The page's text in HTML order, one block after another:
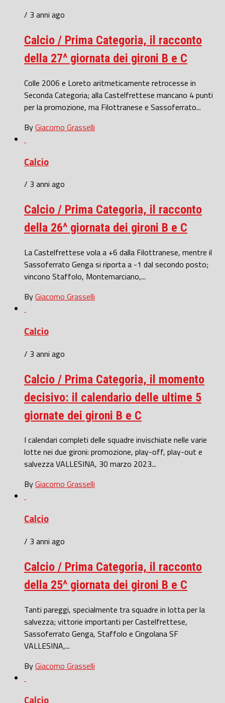
/ 3 anni ago
Calcio / Prima Categoria, il racconto
della 27^ giornata dei gironi B e C
Colle 2006 e Loreto aritmeticamente retrocesse in
Seconda Categoria; alla Castelfrettese mancano 4 punti
per la promozione, ma Filottranese e Sassoferrato...
ByGiacomo Grasselli
Calcio
/ 3 anni ago
Calcio / Prima Categoria, il racconto
della 26^ giornata dei gironi B e C
La Castelfrettese vola a +6 dalla Filottranese, mentre il
Sassoferrato Genga si riporta a -1 dal secondo posto;
vincono Staffolo, Montemarciano,...
ByGiacomo Grasselli
Calcio
/ 3 anni ago
Calcio / Prima Categoria, il momento
decisivo: il calendario delle ultime 5
giornate dei gironi B e C
I calendari completi delle squadre invischiate nelle varie
lotte nei due gironi: promozione, play-off, play-out e
salvezza VALLESINA, 30 marzo 2023...
ByGiacomo Grasselli
Calcio
/ 3 anni ago
Calcio / Prima Categoria, il racconto
della 25^ giornata dei gironi B e C
Tanti pareggi, specialmente tra squadre in lotta per la
salvezza; vittorie importanti per Castelfrettese,
Sassoferrato Genga, Staffolo e Cingolana SF
VALLESINA,...
ByGiacomo Grasselli